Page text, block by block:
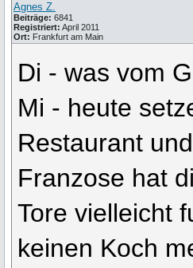
Agnes Z.
Beiträge: 6841
Registriert: April 2011
Ort: Frankfurt am Main
Di - was vom
Mi - heute
Restaurant
Franzose hat
Tore vielleicht
keinen Koch